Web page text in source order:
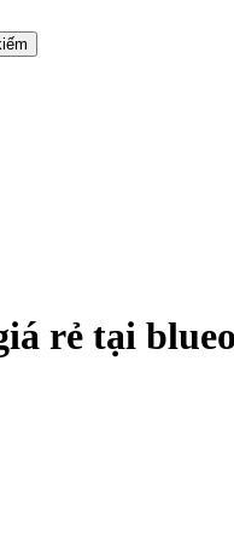
rẻ tại